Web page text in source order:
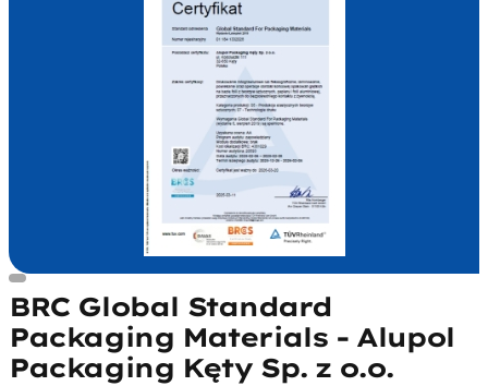
BRC Global Standard
Packaging Materials - Alupol
Packaging Kęty Sp. z o.o.